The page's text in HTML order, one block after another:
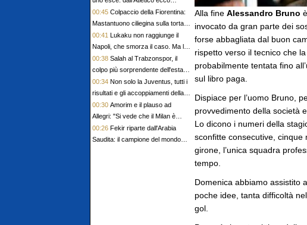
Molina, Angelino saluta
00:45 Colpaccio della Fiorentina:
Mastantuono ciliegina sulla torta di
un mercato da sogno
00:41 Lukaku non raggiunge il
Napoli, che smorza il caso. Ma le
voci di mercato sono sempre più
forti
00:38 Salah al Trabzonspor, il
colpo più sorprendente dell'estate:
il calcio turco sempre più attraente
00:34 Non solo la Juventus, tutti i
risultati e gli accoppiamenti della
Women's Champions League
00:30 Amorim e il plauso ad
Allegri: "Si vede che il Milan è
stato allenato molto bene da lui"
00:26 Fekir riparte dall'Arabia
Saudita: il campione del mondo
Alla fine Alessandro Bruno
invocato da gran parte dei
forse abbagliata dal buon
rispetto verso il tecnico che
probabilmente tentata fino
sul libro paga.
Dispiace per l’uomo Bruno,
provvedimento della società
Lo dicono i numeri della
sconfitte consecutive,
girone, l’unica squadra
tempo.
Domenica abbiamo assistito
poche idee, tanta difficoltà
gol.